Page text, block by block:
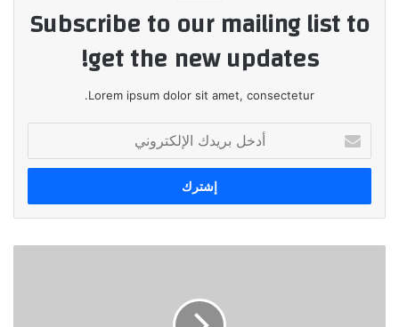
Subscribe to our mailing list to
get the new updates!
Lorem ipsum dolor sit amet, consectetur.
بريدك
الإلكتروني